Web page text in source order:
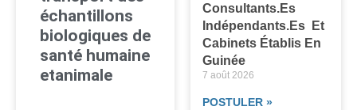
échantillons
biologiques de
santé humaine
etanimale
Consultants.es
Indépendants.es Et
Cabinets Établis En
Guinée
7 août 2026
POSTULER »